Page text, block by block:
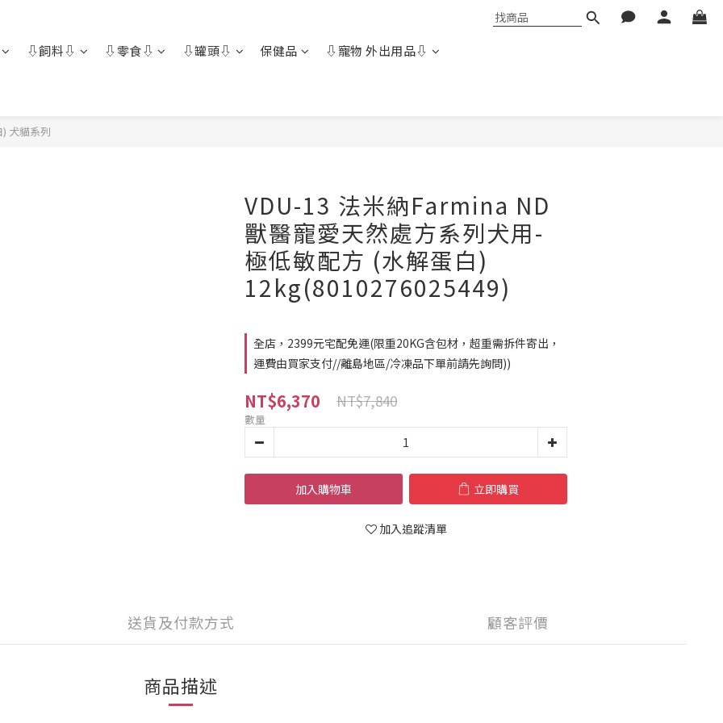
⇩飼料⇩ ⇩零食⇩ ⇩罐頭⇩ 保健品 ⇩寵物 外出用品⇩
犬貓系列
VDU-13 法米納Farmina ND
獸醫寵愛天然處方系列犬用-
極低敏配方 (水解蛋白)
12kg(8010276025449)
全店，2399元宅配免運(限重20KG含包材，超重需拆件寄出，
運費由買家支付//離島地區/冷凍品下單前請先詢問))
NT$6,370 NT$7,840
數量
加入購物車 立即購買
加入追蹤清單
送貨及付款方式 顧客評價
商品描述